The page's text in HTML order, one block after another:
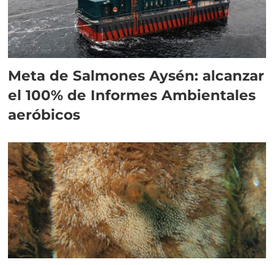
Meta de Salmones Aysén: alcanzar
el 100% de Informes Ambientales
aeróbicos